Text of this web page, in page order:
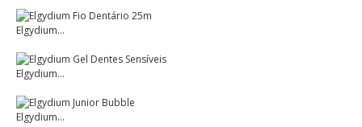
Elgydium...
Elgydium...
Elgydium...